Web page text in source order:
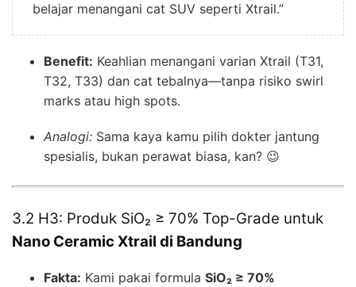
belajar menangani cat SUV seperti Xtrail.”
Benefit: Keahlian menangani varian Xtrail (T31,
T32, T33) dan cat tebalnya—tanpa risiko swirl
marks atau high spots.
Analogi: Sama kaya kamu pilih dokter jantung
spesialis, bukan perawat biasa, kan? 😉
3.2 H3: Produk SiO₂ ≥ 70% Top-Grade untuk
Nano Ceramic Xtrail di Bandung
Fakta: Kami pakai formula SiO₂ ≥ 70%